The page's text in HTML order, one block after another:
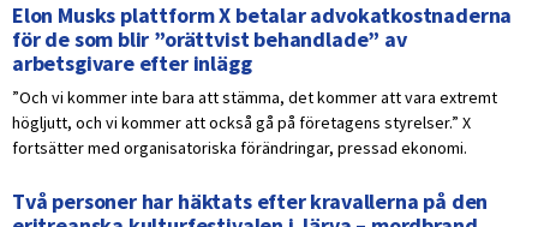
Elon Musks plattform X betalar advokatkostnaderna
för de som blir ”orättvist behandlade” av
arbetsgivare efter inlägg
”Och vi kommer inte bara att stämma, det kommer att vara extremt
högljutt, och vi kommer att också gå på företagens styrelser.” X
fortsätter med organisatoriska förändringar, pressad ekonomi.
Två personer har häktats efter kravallerna på den